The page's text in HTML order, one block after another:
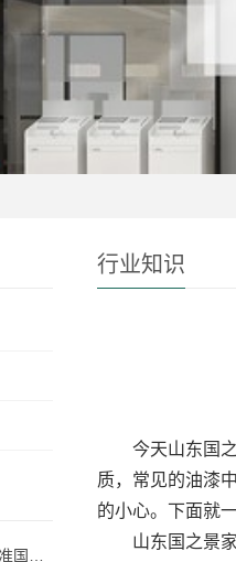
行业知识
今天山东国
质，常见的油漆
的小心。下面就
山东国之景家